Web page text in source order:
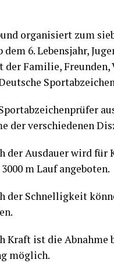
orga­ni­siert zum
dem 6. Lebens­jahr,
der Fami­lie,
der ver­schie­de­nen
der Aus­dau­er wird für
m Lauf angeboten.
der Schnel­lig­keit
Kraft ist die
möglich.